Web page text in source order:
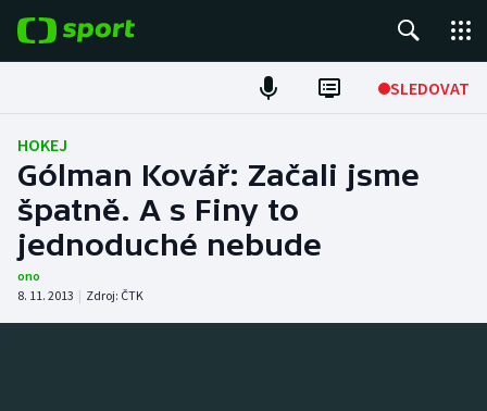
SLEDOVAT
Fotbal
Hokej
Tenis
Atletika
HOKEJ
Gólman Kovář: Začali jsme
špatně. A s Finy to
jednoduché nebude
ono
8. 11. 2013 | Zdroj: ČTK